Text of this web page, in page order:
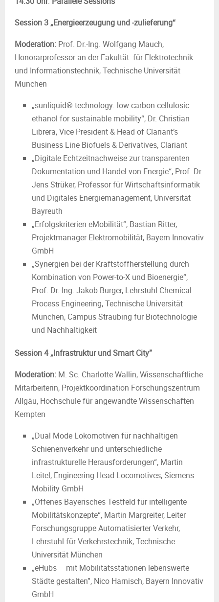
Session 3 „Energieerzeugung und -zulieferung“
Moderation: Prof. Dr.-Ing. Wolfgang Mauch,
Honorarprofessor an der Fakultät für Elektrotechnik
und Informationstechnik, Technische Universität
München
„sunliquid® technology: low carbon cellulosic
ethanol for sustainable mobility“, Dr. Christian
Librera, Vice President & Head of Clariant’s
Business Line Biofuels & Derivatives, Clariant
„Digitale Echtzeitnachweise zur transparenten
Dokumentation und Handel von Energie“, Prof. Dr.
Jens Strüker, Professor für Wirtschaftsinformatik
und Digitales Energiemanagement, Universität
Bayreuth
„Erfolgskriterien eMobilität“, Bastian Ritter,
Projektmanager Elektromobilität, Bayern Innovativ
GmbH
„Synergien bei der Kraftstoffherstellung durch
Kombination von Power-to-X und Bioenergie“,
Prof. Dr.-Ing. Jakob Burger, Lehrstuhl Chemical
Process Engineering, Technische Universität
München, Campus Straubing für Biotechnologie
und Nachhaltigkeit
Session 4 „Infrastruktur und Smart City”
Moderation: M. Sc. Charlotte Wallin, Wissenschaftliche
Mitarbeiterin, Projektkoordination Forschungszentrum
Allgäu, Hochschule für angewandte Wissenschaften
Kempten
„Dual Mode Lokomotiven für nachhaltigen
Schienenverkehr und unterschiedliche
infrastrukturelle Herausforderungen“, Martin
Leitel, Engineering Head Locomotives, Siemens
Mobility GmbH
„Offenes Bayerisches Testfeld für intelligente
Mobilitätskonzepte“, Martin Margreiter, Leiter
Forschungsgruppe Automatisierter Verkehr,
Lehrstuhl für Verkehrstechnik, Technische
Universität München
„eHubs – mit Mobilitätsstationen lebenswerte
Städte gestalten”, Nico Harnisch, Bayern Innovativ
GmbH